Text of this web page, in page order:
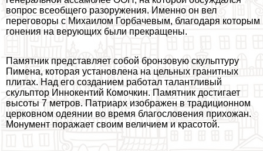
вопрос всеобщего разоружения. Именно он вел
переговоры с Михаилом Горбачевым, благодаря которым
гонения на верующих были прекращены.
Памятник представляет собой бронзовую скульптуру
Пимена, которая установлена на цельных гранитных
плитах. Над его созданием работал талантливый
скульптор Иннокентий Комочкин. Памятник достигает
высоты 7 метров. Патриарх изображен в традиционном
церковном одеянии во время благословения прихожан.
Монумент поражает своим величием и красотой.